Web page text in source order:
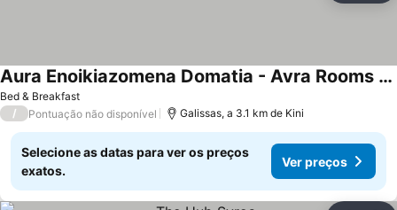
Bed & Breakfast
Aura Enoikiazomena Domatia - Avra Rooms To Let
/ Pontuação não disponível Galissas, a 3.1 km de Kini
Selecione as datas para ver os preços
exatos.
Ver preços